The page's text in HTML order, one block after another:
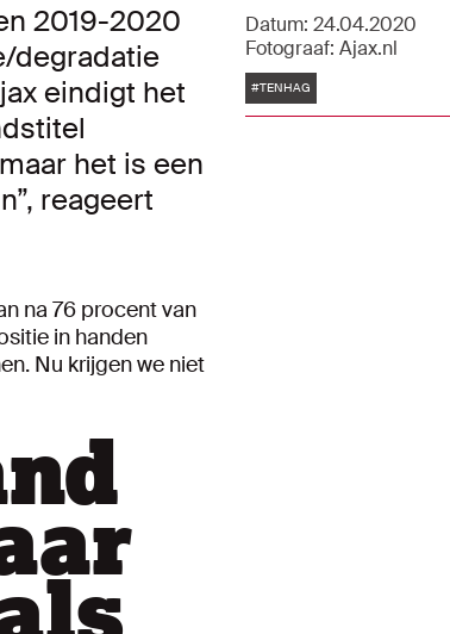
2019-2020
degradatie
eindigt het
het is een
reageert
Datum: 24.04.2020
Fotograaf: Ajax.nl
Tags
#TENHAG
na 76 procent van
in handen
Nu krijgen we niet